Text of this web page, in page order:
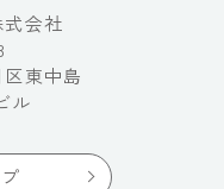
式会社
東中島
ル